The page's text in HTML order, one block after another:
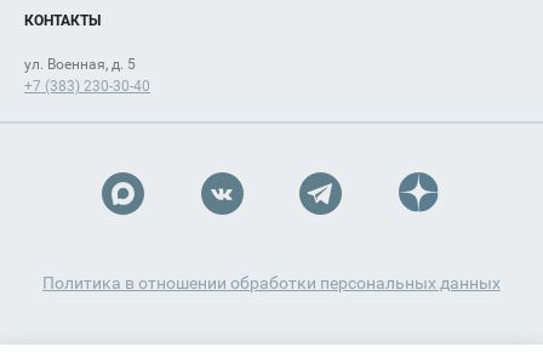
КОНТАКТЫ
ул. Военная, д. 5
+7 (383) 230-30-40
Политика в отношении обработки персональных данных